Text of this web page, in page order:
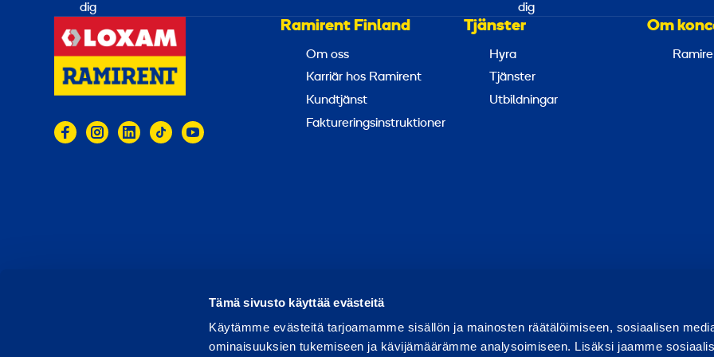
Tämä sivusto käyttää evästeitä
Käytämme evästeitä tarjoamamme sisällön ja mainosten räätälöimiseen, sosiaalisen
ominaisuuksien tukemiseen ja kävijämäärämme analysoimiseen. Lisäksi jaamme
dig
dig
Ramirent Finland
Om oss
Karriär hos Ramirent
Kundtjänst
Faktureringsinstruktioner
Tjänster
Hyra
Tjänster
Utbildningar
Om
Användarvillkor Integritets Rapportera missbruk